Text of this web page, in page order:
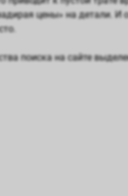
цены» на детали. И
поиска на сайте